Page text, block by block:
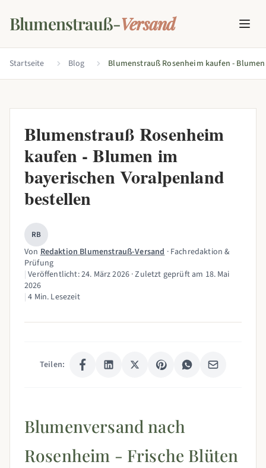
Blumenstrauß-Versand
Startseite Blog
Blumenstrauß Rosenheim
kaufen - Blumen im
bayerischen Voralpenland
bestellen
RB
VonRedaktion Blumenstrauß-Versand· Fachredaktion &
Prüfung
Veröffentlicht:24. März 2026 · Zuletzt geprüft am 18. Mai
2026
4 Min. Lesezeit
Teilen:
Blumenversand nach
Rosenheim - Frische Blüten